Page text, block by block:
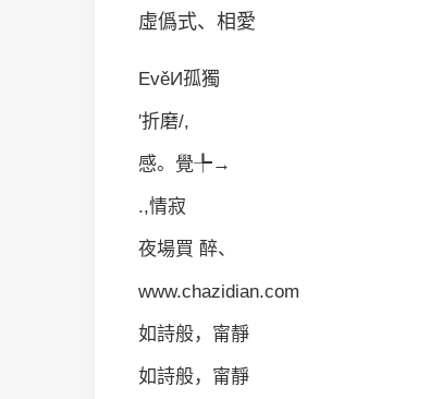
虛僞式、相愛
EvěИ孤獨
′折磨/,
感。覺╄→
.,情寂
夜場買 醉、
www.chazidian.com
如詩般，甯靜
如詩般，甯靜